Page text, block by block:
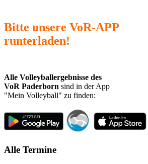
Bitte unsere VoR-APP
runterladen!
Alle Volleyballergebnisse des
VoR Paderborn sind in der App
"Mein Volleyball" zu finden:
Alle Termine